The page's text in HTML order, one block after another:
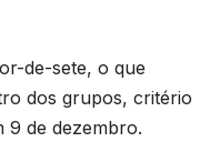
de-sete, o que
dos grupos, critério
9 de dezembro.